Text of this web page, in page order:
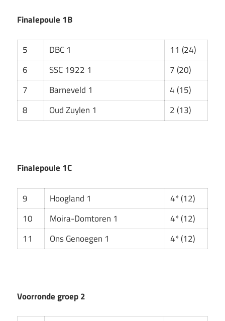
Finalepoule 1B
5 DBC 1
11 (24)
6
SSC 1922 1
7 (20)
7
Barneveld 1
4 (15)
8
Oud Zuylen 1 2 (13)
Finalepoule 1C
9 Hoogland 1
4* (12)
10
Moira-Domtoren 1
4* (12)
11
Ons Genoegen 1 4* (12)
Voorronde groep 2